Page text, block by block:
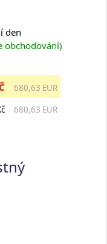
den
obchodování)
680,63 EUR
680,63 EUR